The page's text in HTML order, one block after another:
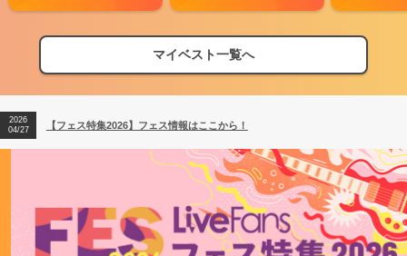
マイベスト一覧へ
【フェス特集2026】フェス情報はここから！
【ライブ動員ランキング】2026年上半期編発表！
2026
04/27
【フェス特集2026】フェス情報はここから！
2026
【ライブ動員ランキング】2026年上半期編発表！